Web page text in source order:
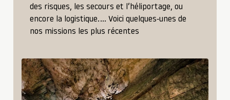
des risques, les secours et l’héliportage, ou
encore la logistique.… Voici quelques-unes de
nos missions les plus récentes